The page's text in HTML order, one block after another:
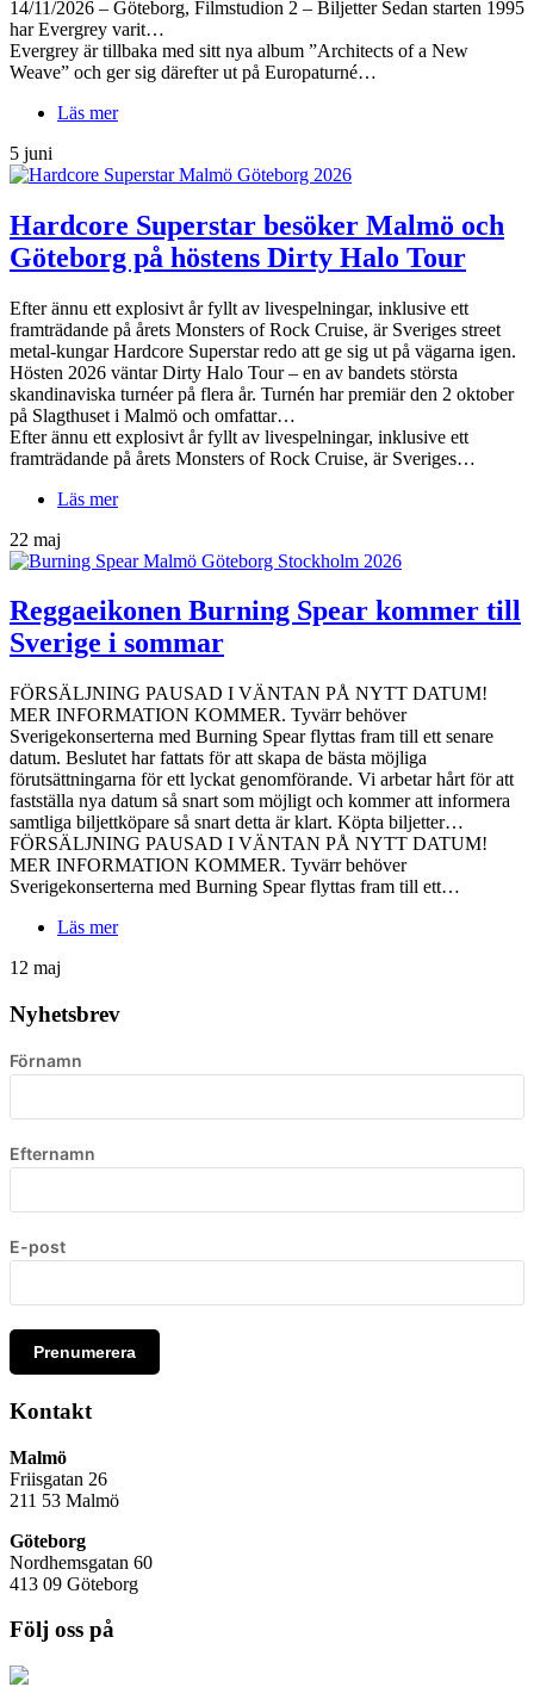
14/11/2026 – Göteborg, Filmstudion 2 – Biljetter Sedan starten 1995
har Evergrey varit…
Evergrey är tillbaka med sitt nya album ”Architects of a New
Weave” och ger sig därefter ut på Europaturné…
Läs mer
5 juni
Hardcore Superstar besöker Malmö och
Göteborg på höstens Dirty Halo Tour
Efter ännu ett explosivt år fyllt av livespelningar, inklusive ett
framträdande på årets Monsters of Rock Cruise, är Sveriges street
metal-kungar Hardcore Superstar redo att ge sig ut på vägarna igen.
Hösten 2026 väntar Dirty Halo Tour – en av bandets största
skandinaviska turnéer på flera år. Turnén har premiär den 2 oktober
på Slagthuset i Malmö och omfattar…
Efter ännu ett explosivt år fyllt av livespelningar, inklusive ett
framträdande på årets Monsters of Rock Cruise, är Sveriges…
Läs mer
22 maj
Reggaeikonen Burning Spear kommer till
Sverige i sommar
FÖRSÄLJNING PAUSAD I VÄNTAN PÅ NYTT DATUM!
MER INFORMATION KOMMER. Tyvärr behöver
Sverigekonserterna med Burning Spear flyttas fram till ett senare
datum. Beslutet har fattats för att skapa de bästa möjliga
förutsättningarna för ett lyckat genomförande. Vi arbetar hårt för att
fastställa nya datum så snart som möjligt och kommer att informera
samtliga biljettköpare så snart detta är klart. Köpta biljetter…
FÖRSÄLJNING PAUSAD I VÄNTAN PÅ NYTT DATUM!
MER INFORMATION KOMMER. Tyvärr behöver
Sverigekonserterna med Burning Spear flyttas fram till ett…
Läs mer
12 maj
Nyhetsbrev
Förnamn
Efternamn
E-post
Prenumerera
Kontakt
Malmö
Friisgatan 26
211 53 Malmö
Göteborg
Nordhemsgatan 60
413 09 Göteborg
Följ oss på